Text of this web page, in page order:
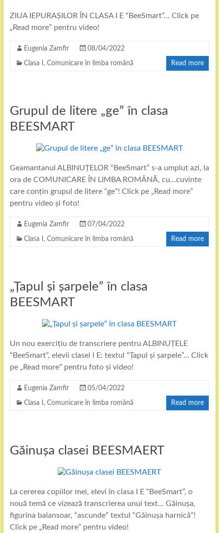
ZIUA IEPURAȘILOR ÎN CLASA I E “BeeSmart”… Click pe
„Read more” pentru video!
Eugenia Zamfir 08/04/2022
Clasa I , Comunicare în limba română Read more
Grupul de litere „ge” în clasa
BEESMART
Geamantanul ALBINUȚELOR “BeeSmart” s-a umplut azi, la
ora de COMUNICARE ÎN LIMBA ROMÂNĂ, cu…cuvinte
care conțin grupul de litere “ge”! Click pe „Read more”
pentru video și foto!
Eugenia Zamfir 07/04/2022
Clasa I , Comunicare în limba română Read more
„Țapul și șarpele” în clasa
BEESMART
Un nou exercițiu de transcriere pentru ALBINUȚELE
“BeeSmart”, elevii clasei I E: textul “Țapul și șarpele”… Click
pe „Read more” pentru foto și video!
Eugenia Zamfir 05/04/2022
Clasa I , Comunicare în limba română Read more
Găinușa clasei BEESMAERT
La cererea copiilor mei, elevi în clasa I E “BeeSmart”, o
nouă temă ce vizează transcrierea unui text… Găinușa,
figurina balansoar, “ascunde” textul “Găinușa harnică”!
Click pe „Read more” pentru video!